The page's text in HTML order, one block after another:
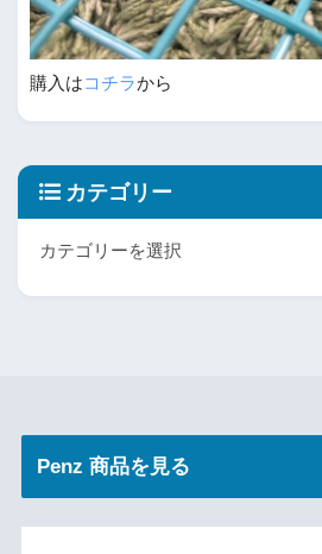
購入はコチラから
カテゴリー
Penz 商品を見る